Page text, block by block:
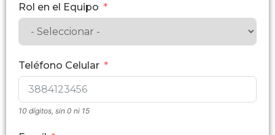
Rol en el Equipo
Teléfono Celular
10 dígitos, sin 0 ni 15